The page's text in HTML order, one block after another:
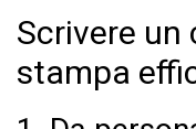
Scrivere
stampa